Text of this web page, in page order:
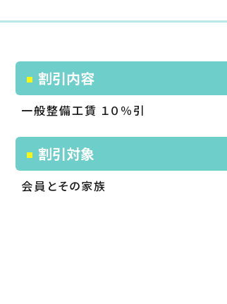
割引内容
一般整備工賃 １０％引
割引対象
会員とその家族